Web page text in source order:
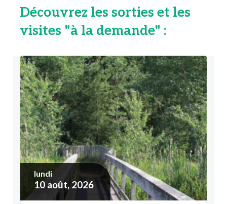
Découvrez les sorties et les
visites "à la demande" :
10 août, 2026
lundi